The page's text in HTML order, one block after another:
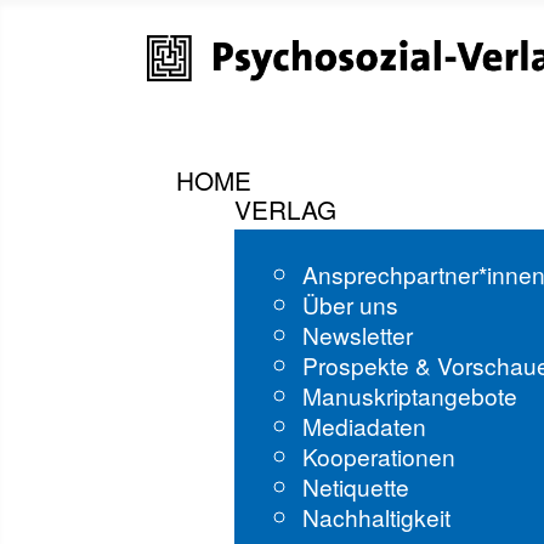
HOME
VERLAG
Über uns
Newsletter
Prospekte &
Manuskriptangebote
Mediadaten
Kooperationen
Netiquette
Nachhaltigkeit